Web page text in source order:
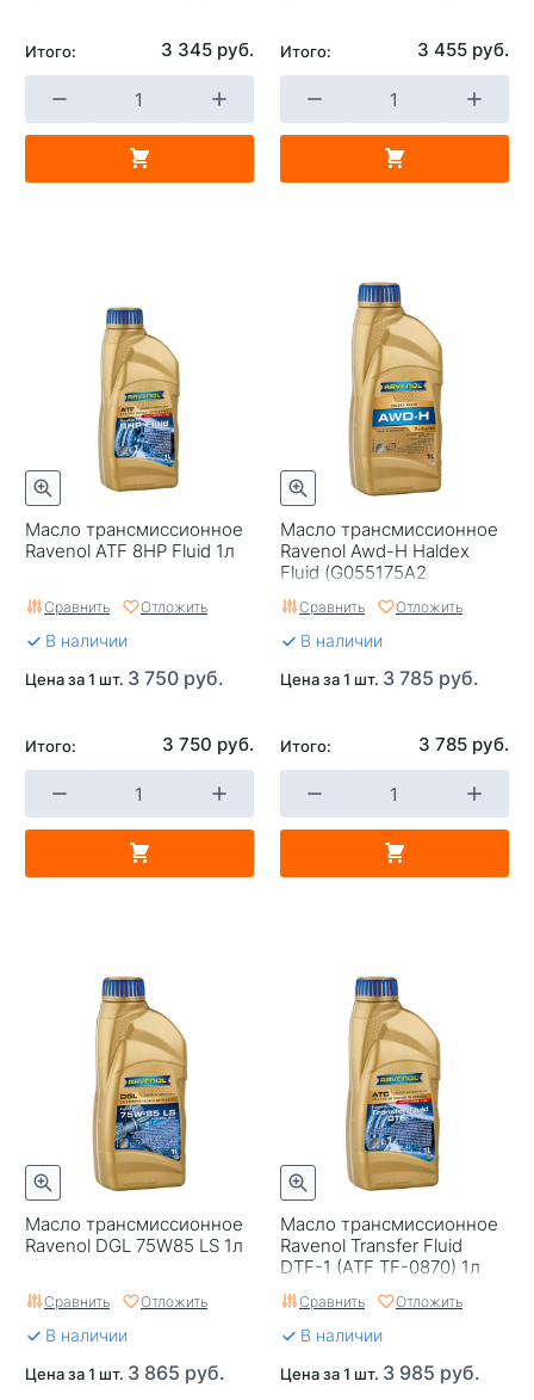
Итого: 3 345 руб. Итого: 3 455 руб.
Масло трансмиссионное
Ravenol ATF 8HP Fluid 1л
Сравнить Отложить
В наличии
Цена за 1 шт. 3 750 руб.
Итого: 3 750 руб.
Масло трансмиссионное
Ravenol Awd-H Haldex
Fluid (G055175A2
Оригинал VAG) 1л
Сравнить Отложить
В наличии
Цена за 1 шт. 3 785 руб.
Итого: 3 785 руб.
Масло трансмиссионное
Ravenol DGL 75W85 LS 1л
Сравнить Отложить
В наличии
Цена за 1 шт. 3 865 руб.
Масло трансмиссионное
Ravenol Transfer Fluid
DTF-1 (ATF TF-0870) 1л
Сравнить Отложить
В наличии
Цена за 1 шт. 3 985 руб.